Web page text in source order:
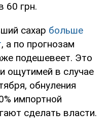
60 грн.
сахар больше
, а по прогнозам
подешевеет. Это
ощутимей в случае
обнуления
импортной
сделать власти.